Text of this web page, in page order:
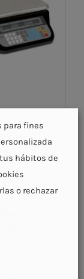
| Etiquetas:
para fines
hábitos de
o rechazar